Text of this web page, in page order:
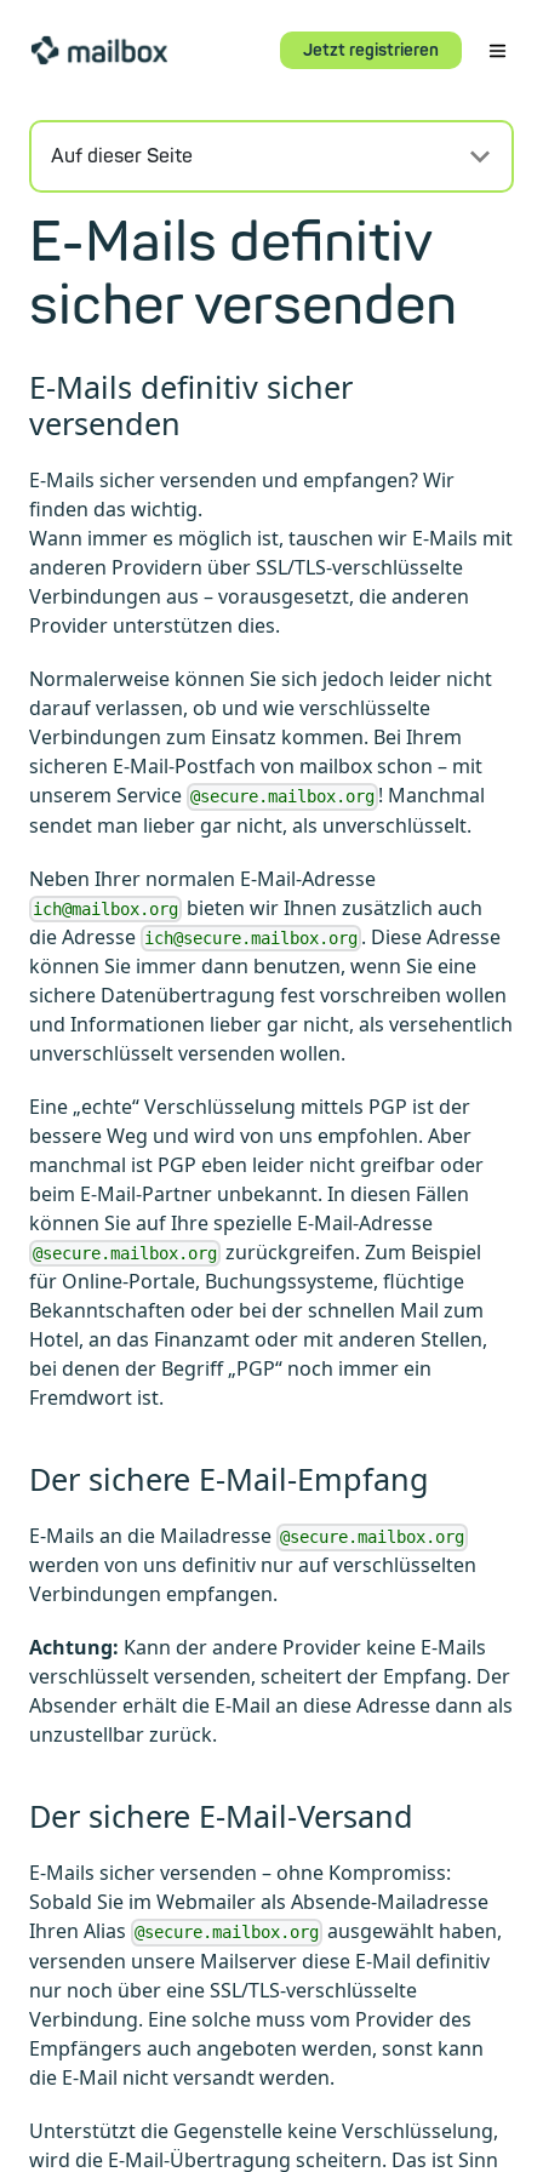
Jetzt registrieren
Auf dieser Seite
E-Mails definitiv
sicher versenden
E-Mails definitiv sicher
versenden
E-Mails sicher versenden und empfangen? Wir
finden das wichtig.
Wann immer es möglich ist, tauschen wir E-Mails mit
anderen Providern über SSL/TLS-verschlüsselte
Verbindungen aus – vorausgesetzt, die anderen
Provider unterstützen dies.
Normalerweise können Sie sich jedoch leider nicht
darauf verlassen, ob und wie verschlüsselte
Verbindungen zum Einsatz kommen. Bei Ihrem
sicheren E-Mail-Postfach von mailbox schon – mit
unserem Service @secure.mailbox.org ! Manchmal
sendet man lieber gar nicht, als unverschlüsselt.
Neben Ihrer normalen E-Mail-Adresse
ich@mailbox.org bieten wir Ihnen zusätzlich auch
die Adresse ich@secure.mailbox.org . Diese Adresse
können Sie immer dann benutzen, wenn Sie eine
sichere Datenübertragung fest vorschreiben wollen
und Informationen lieber gar nicht, als versehentlich
unverschlüsselt versenden wollen.
Eine „echte“ Verschlüsselung mittels PGP ist der
bessere Weg und wird von uns empfohlen. Aber
manchmal ist PGP eben leider nicht greifbar oder
beim E-Mail-Partner unbekannt. In diesen Fällen
können Sie auf Ihre spezielle E-Mail-Adresse
@secure.mailbox.org zurückgreifen. Zum Beispiel
für Online-Portale, Buchungssysteme, flüchtige
Bekanntschaften oder bei der schnellen Mail zum
Hotel, an das Finanzamt oder mit anderen Stellen,
bei denen der Begriff „PGP“ noch immer ein
Fremdwort ist.
Der sichere E-Mail-Empfang
E-Mails an die Mailadresse @secure.mailbox.org
werden von uns definitiv nur auf verschlüsselten
Verbindungen empfangen.
Achtung: Kann der andere Provider keine E-Mails
verschlüsselt versenden, scheitert der Empfang. Der
Absender erhält die E-Mail an diese Adresse dann als
unzustellbar zurück.
Der sichere E-Mail-Versand
E-Mails sicher versenden – ohne Kompromiss:
Sobald Sie im Webmailer als Absende-Mailadresse
Ihren Alias @secure.mailbox.org ausgewählt haben,
versenden unsere Mailserver diese E-Mail definitiv
nur noch über eine SSL/TLS-verschlüsselte
Verbindung. Eine solche muss vom Provider des
Empfängers auch angeboten werden, sonst kann
die E-Mail nicht versandt werden.
Unterstützt die Gegenstelle keine Verschlüsselung,
wird die E-Mail-Übertragung scheitern. Das ist Sinn